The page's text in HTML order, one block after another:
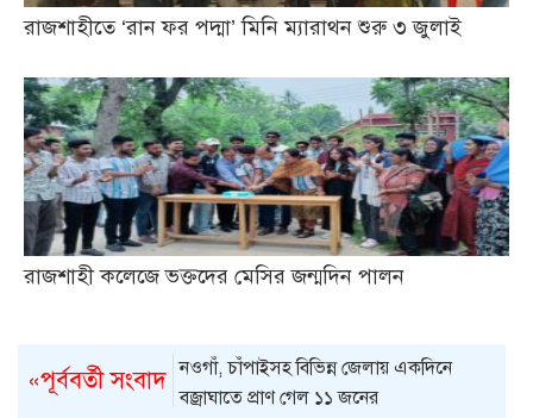
রাজশাহীতে ‘রান ফর পদ্মা’ মিনি ম্যারাথন শুরু ৩ জুলাই
রাজশাহী কলেজে ভক্তদের মেসির জন্মদিন পালন
«পূর্ববর্তী সংবাদ নওগাঁ, চাঁপাইসহ বিভিন্ন জেলায় একদিনে
বজ্রাঘাতে প্রাণ গেল ১১ জনের